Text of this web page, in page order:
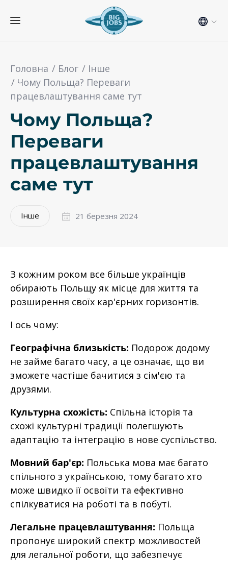
Головна Блог
Інше
Чому Польща? Переваги
працевлаштування саме тут
Чому Польща?
Переваги
працевлаштування
саме тут
Інше 21 березня 2024
З кожним роком все більше українців
обирають Польщу як місце для життя та
розширення своїх кар'єрних горизонтів.
І ось чому:
Географічна близькість: Подорож додому
не займе багато часу, а це означає, що ви
зможете частіше бачитися з сім'єю та
друзями.
Культурна схожість: Спільна історія та
схожі культурні традиції полегшують
адаптацію та інтеграцію в нове суспільство.
Мовний бар'єр: Польська мова має багато
спільного з українською, тому багато хто
може швидко її освоїти та ефективно
спілкуватися на роботі та в побуті.
Легальне працевлаштування: Польща
пропонує широкий спектр можливостей
для легальної роботи, що забезпечує